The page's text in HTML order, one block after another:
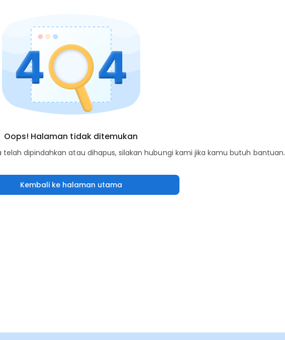
Oops! Halaman tidak ditemukan
dipindahkan atau dihapus, silakan hubungi kami jika kamu butuh bantuan.
Kembali ke halaman utama